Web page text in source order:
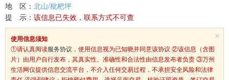
地 区： 北山/枇杷坪
提 示： 该信息已失效，联系方式不可查
×
使用信息须知
①请认真阅读服务协议 ，使用信息视为已知晓并同意该协议 ②该信息（含图
片）由用户自行发布，其真实性、准确性和合法性由信息发布者负责 ③万州
生活网仅提供信息交流平台，不介入任何交易过程，不承担安全风险和法律